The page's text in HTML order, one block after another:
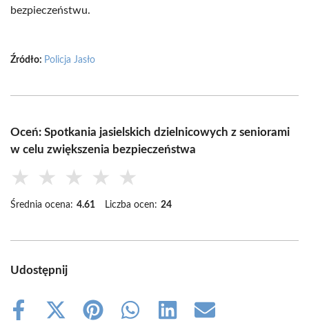
bezpieczeństwu.
Źródło: Policja Jasło
Oceń: Spotkania jasielskich dzielnicowych z seniorami
w celu zwiększenia bezpieczeństwa
★ ★ ★ ★ ★
Średnia ocena: 4.61 Liczba ocen: 24
Udostępnij
Share
Share
Share
Share
Share
Share